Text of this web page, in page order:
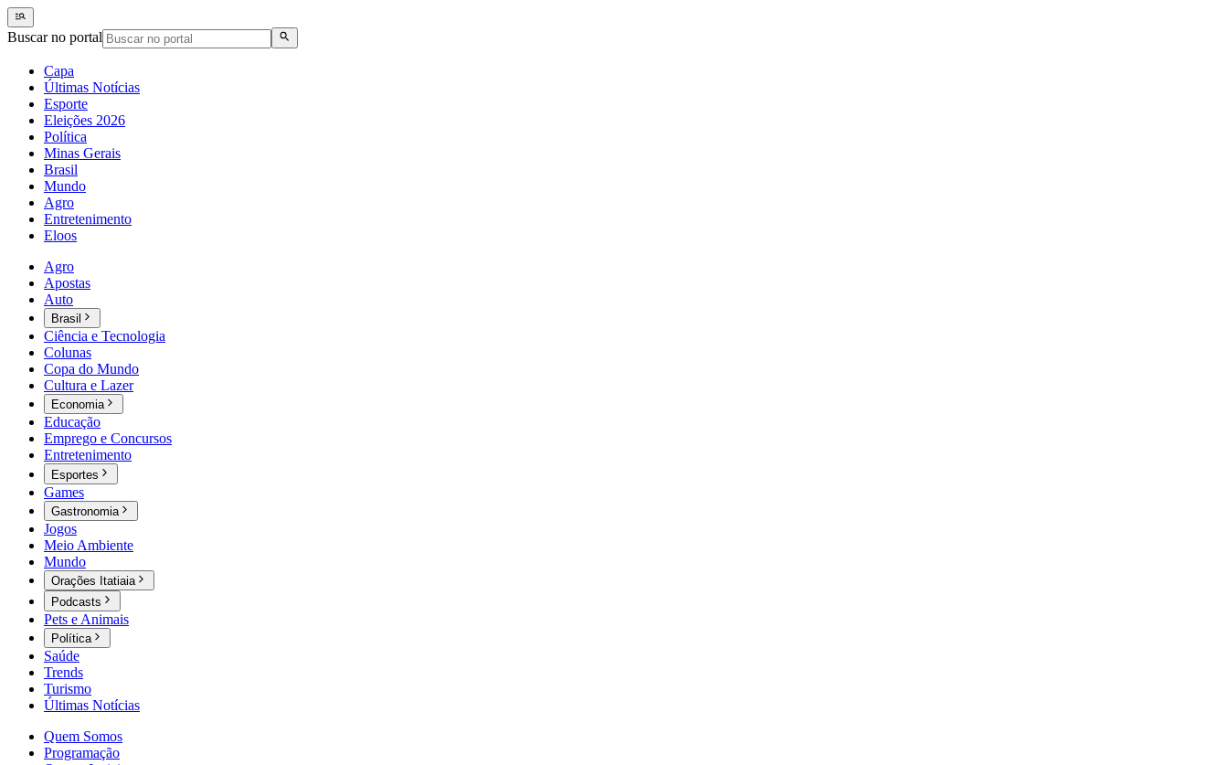
Buscar no portal
Capa
Últimas Notícias
Esporte
Eleições 2026
Política
Minas Gerais
Brasil
Mundo
Agro
Entretenimento
Eloos
Agro
Apostas
Auto
Brasil
Ciência e Tecnologia
Colunas
Copa do Mundo
Cultura e Lazer
Economia
Educação
Emprego e Concursos
Entretenimento
Esportes
Games
Gastronomia
Jogos
Meio Ambiente
Mundo
Orações Itatiaia
Podcasts
Pets e Animais
Política
Saúde
Trends
Turismo
Últimas Notícias
Quem Somos
Programação